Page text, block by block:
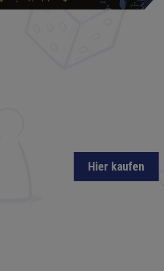
Hier kaufen